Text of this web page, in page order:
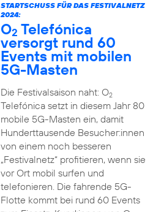
STARTSCHUSS FÜR DAS FESTIVALNETZ
2024:
O2 Telefónica
versorgt rund 60
Events mit mobilen
5G-Masten
Die Festivalsaison naht: O2
Telefónica setzt in diesem Jahr 80
mobile 5G-Masten ein, damit
Hunderttausende Besucher:innen
von einem noch besseren
„Festivalnetz“ profitieren, wenn sie
vor Ort mobil surfen und
telefonieren. Die fahrende 5G-
Flotte kommt bei rund 60 Events